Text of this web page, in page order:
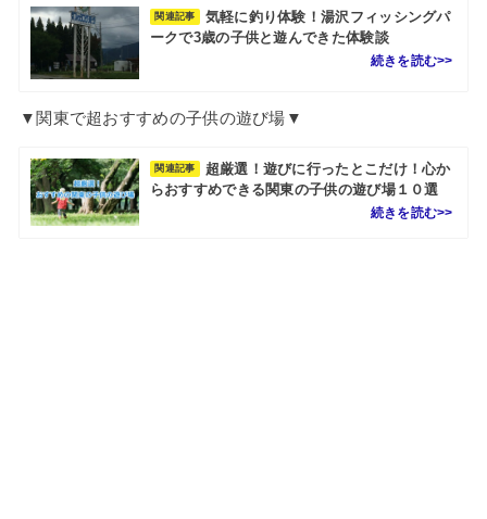
関連記事
気軽に釣り体験！湯沢フィッシングパ
ークで3歳の子供と遊んできた体験談
▼関東で超おすすめの子供の遊び場▼
関連記事
超厳選！遊びに行ったとこだけ！心か
らおすすめできる関東の子供の遊び場１０選